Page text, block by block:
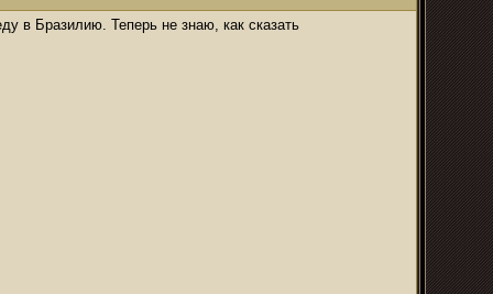
в Бразилию. Теперь не знаю, как сказать